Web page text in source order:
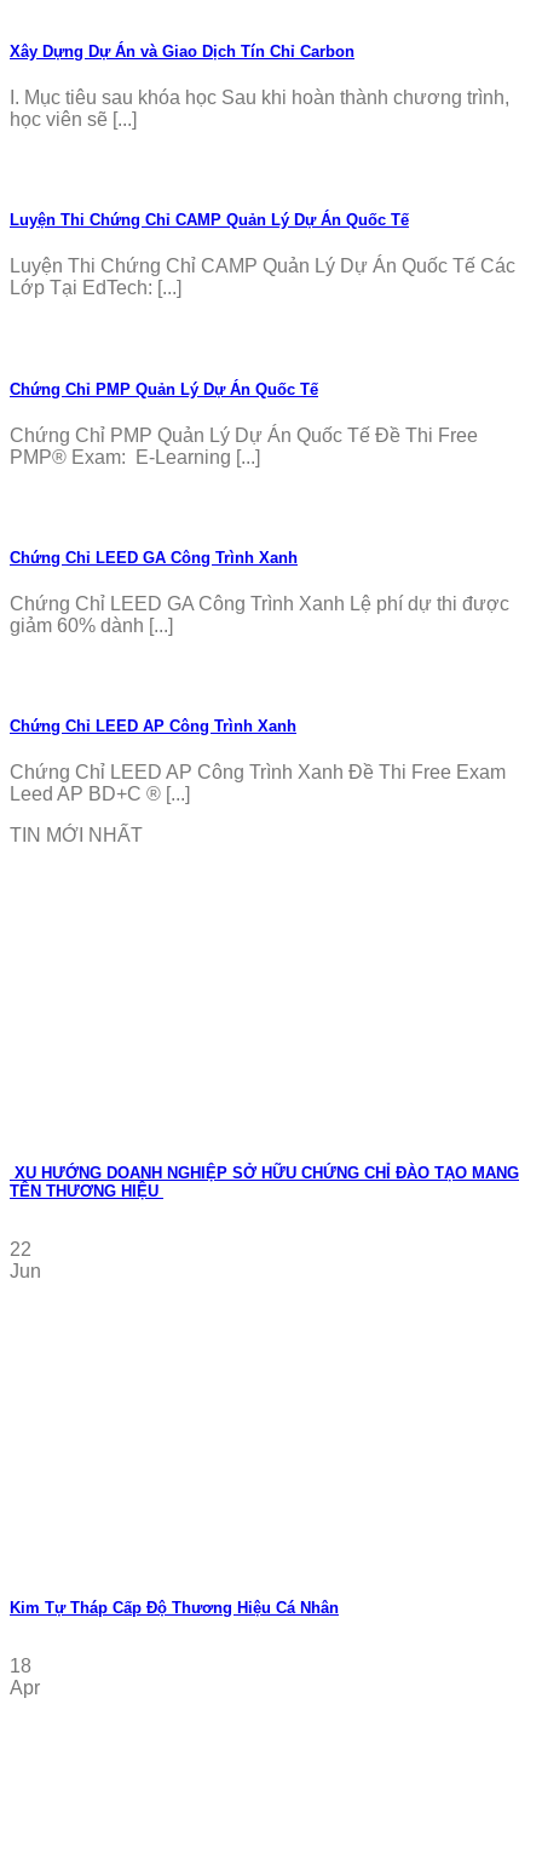
Xây Dựng Dự Án và Giao Dịch Tín Chỉ Carbon
I. Mục tiêu sau khóa học Sau khi hoàn thành chương trình,
học viên sẽ [...]
Luyện Thi Chứng Chỉ CAMP Quản Lý Dự Án Quốc Tế
Luyện Thi Chứng Chỉ CAMP Quản Lý Dự Án Quốc Tế Các
Lớp Tại EdTech: [...]
Chứng Chỉ PMP Quản Lý Dự Án Quốc Tế
Chứng Chỉ PMP Quản Lý Dự Án Quốc Tế Đề Thi Free
PMP® Exam: E-Learning [...]
Chứng Chỉ LEED GA Công Trình Xanh
Chứng Chỉ LEED GA Công Trình Xanh Lệ phí dự thi được
giảm 60% dành [...]
Chứng Chỉ LEED AP Công Trình Xanh
Chứng Chỉ LEED AP Công Trình Xanh Đề Thi Free Exam
Leed AP BD+C ® [...]
TIN MỚI NHẤT
XU HƯỚNG DOANH NGHIỆP SỞ HỮU CHỨNG CHỈ ĐÀO TẠO MANG
TÊN THƯƠNG HIỆU
22
Jun
Kim Tự Tháp Cấp Độ Thương Hiệu Cá Nhân
18
Apr